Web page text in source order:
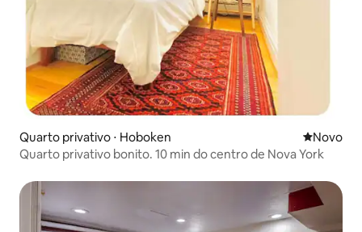
Quarto privativo ⋅ Hoboken Novo
Novo
Quarto privativo bonito. 10 min do centro de Nova York